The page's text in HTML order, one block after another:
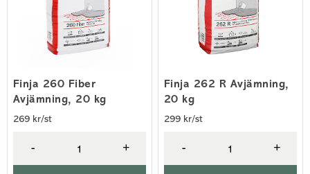
Finja 260 Fiber
Avjämning, 20 kg
269 kr/st
- +
Finja 262 R Avjämning,
20 kg
299 kr/st
- +